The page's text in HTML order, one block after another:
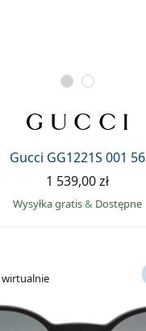
Gucci GG1221S 001 56
1 539,00 zł
Wysyłka gratis& Dostępne
wirtualnie